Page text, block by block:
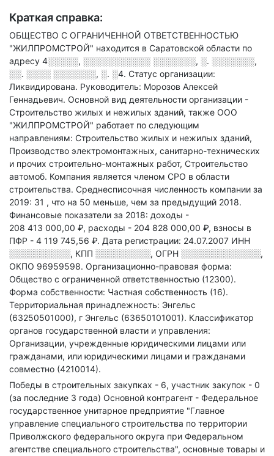
Краткая справка:
ОБЩЕСТВО С ОГРАНИЧЕННОЙ ОТВЕТСТВЕННОСТЬЮ
"ЖИЛПРОМСТРОЙ" находится в Саратовской области по
адресу 4░░░░░, ░░░░░░░░░░░ ░░░░░░░, ░. ░░░░░░░,
░░. ░░░░ ░░░░░░░, ░. ░4. Статус организации:
Ликвидирована. Руководитель: Морозов Алексей
Геннадьевич. Основной вид деятельности организации -
Строительство жилых и нежилых зданий, также ООО
"ЖИЛПРОМСТРОЙ" работает по следующим
направлениям: Строительство жилых и нежилых зданий,
Производство электромонтажных, санитарно-технических
и прочих строительно-монтажных работ, Строительство
автомоб. Компания является членом СРО в области
строительства. Среднесписочная численность компании за
2019: 31 , что на 50 меньше, чем за предыдущий 2018.
Финансовые показатели за 2018: доходы -
208 413 000,00 ₽, расходы - 204 828 000,00 ₽, взносы в
ПФР - 4 119 745,56 ₽. Дата регистрации: 24.07.2007 ИНН
░░░░░░░░░░, КПП ░░░░░░░░░, ОГРН ░░░░░░░░░░░░░,
ОКПО 96959598. Организационно-правовая форма:
Общество с ограниченной ответственностью (12300).
Форма собственности: Частная собственность (16).
Территориальная принадлежность: Энгельс
(63250501000), г Энгельс (63650101001). Классификатор
органов государственной власти и управления:
Организации, учрежденные юридическими лицами или
гражданами, или юридическими лицами и гражданами
совместно (4210014).
Победы в строительных закупках - 6, участник закупок - 0
(за последние 3 года) Основной контрагент - Федеральное
государственное унитарное предприятие "Главное
управление специального строительства по территории
Приволжского федерального округа при Федеральном
агентстве специального строительства", основные товары и